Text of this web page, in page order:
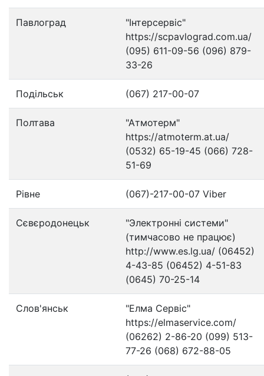
Павлоград
"Інтерсервіс"
https://scpavlograd.com.ua/
(095) 611-09-56 (096) 879-
33-26
Подільськ (067) 217-00-07
Полтава
"Атмотерм"
https://atmoterm.at.ua/
(0532) 65-19-45 (066) 728-
51-69
Рівне (067)-217-00-07 Viber
Сєвєродонецьк
"Электронні системи"
(тимчасово не працює)
http://www.es.lg.ua/ (06452)
4-43-85 (06452) 4-51-83
(0645) 70-25-14
Слов'янськ
"Елма Сервіс"
https://elmaservice.com/
(06262) 2-86-20 (099) 513-
77-26 (068) 672-88-05